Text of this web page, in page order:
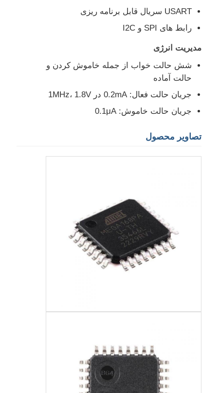
تراشه SRAM
فلاش NOR
آی سی ایپرام
ADC DAC
قطعات الکترونیکی
برنامه نویسی PLC
ماژول فرکانس رادیویی
رله حالت جامد
USART سریال قابل برنامه ریزی
رابط های SPI و I2C
مدیریت انرژی
شش حالت خواب از جمله خاموش کردن و
حالت آماده
جریان حالت فعال: 0.2mA در 1MHz، 1.8V
جریان حالت خاموش: 0.1μA
تصاویر محصول